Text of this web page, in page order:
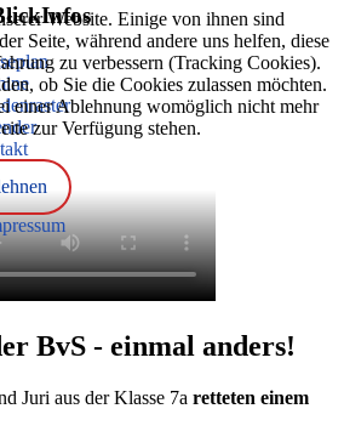
Infos
BvS - einmal anders!
Juri aus der Klasse 7a retteten einem
Website. Einige von ihnen sind
Seite, während andere uns helfen, diese
zu verbessern (Tracking Cookies).
ob Sie die Cookies zulassen möchten.
einer Ablehnung womöglich nicht mehr
zur Verfügung stehen.